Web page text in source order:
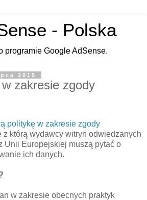
- Polska
programie Google AdSense.
2015
zakresie zgody
politykę w zakresie zgody
z którą wydawcy witryn odwiedzanych
Unii Europejskiej muszą pytać o
ich danych.
w zakresie obecnych praktyk